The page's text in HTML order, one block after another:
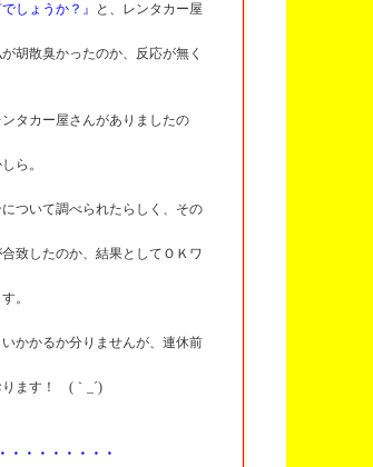
しょうか？』
と、レンタカー屋
胡散臭かったのか、反応が無く
タカー屋さんがありましたの
ら。
ついて調べられたらしく、その
致したのか、結果としてＯＫワ
。
かかるか分りませんが、連休前
ます！ (｀_´)ゞ
・・・・・・・・